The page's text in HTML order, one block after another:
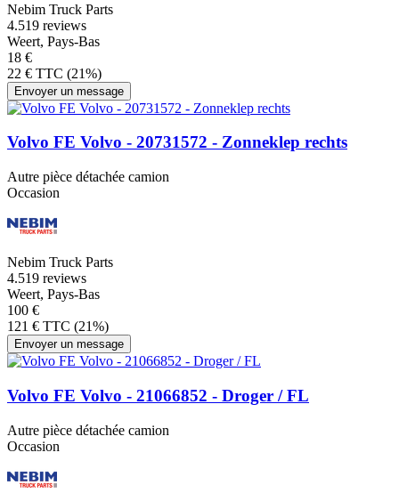
Nebim Truck Parts
4.519 reviews
Weert, Pays-Bas
18 €
22 € TTC (21%)
Envoyer un message
Volvo FE Volvo - 20731572 - Zonneklep rechts
Autre pièce détachée camion
Occasion
Nebim Truck Parts
4.519 reviews
Weert, Pays-Bas
100 €
121 € TTC (21%)
Envoyer un message
Volvo FE Volvo - 21066852 - Droger / FL
Autre pièce détachée camion
Occasion